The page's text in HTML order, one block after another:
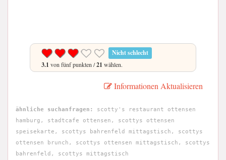
Nicht schlecht
3.1 von fünf punkten /21 wählen.
Informationen Aktualisieren
ähnliche suchanfragen:
scotty's restaurant ottensen
hamburg, stadtcafe ottensen, scottys ottensen
speisekarte, scottys bahrenfeld mittagstisch, scottys
ottensen brunch, scottys ottensen mittagstisch, scottys
bahrenfeld, scottys mittagstisch